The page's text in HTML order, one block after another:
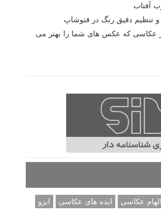
آفتاب
در عکاسی که عکس های شما را بهتر می
الهام عکاسی ایده های عکاسی
ایزو